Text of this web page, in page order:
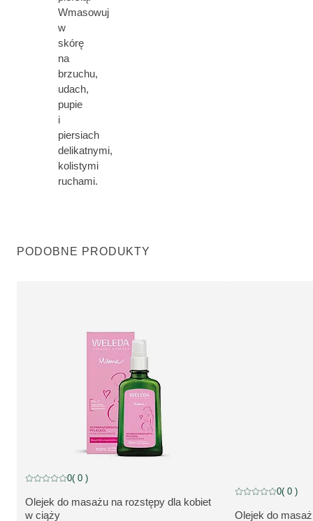
Wmasowuj
w
skórę
na
brzuchu,
udach,
pupie
i
piersiach
delikatnymi,
kolistymi
ruchami.
PODOBNE PRODUKTY
ZOBACZ PRODUKT:
Olejek do masażu na rozstępy dla kobiet
w ciąży
Current rating: 0 out of 5 stars rated by 0 customers
0( 0 )
Olejek do
Current rating: 0
0( 0 )